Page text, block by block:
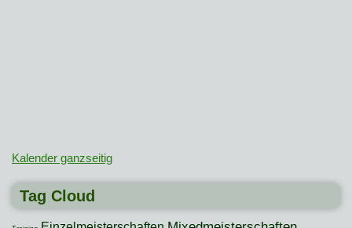
Kalender ganzseitig
Tag Cloud